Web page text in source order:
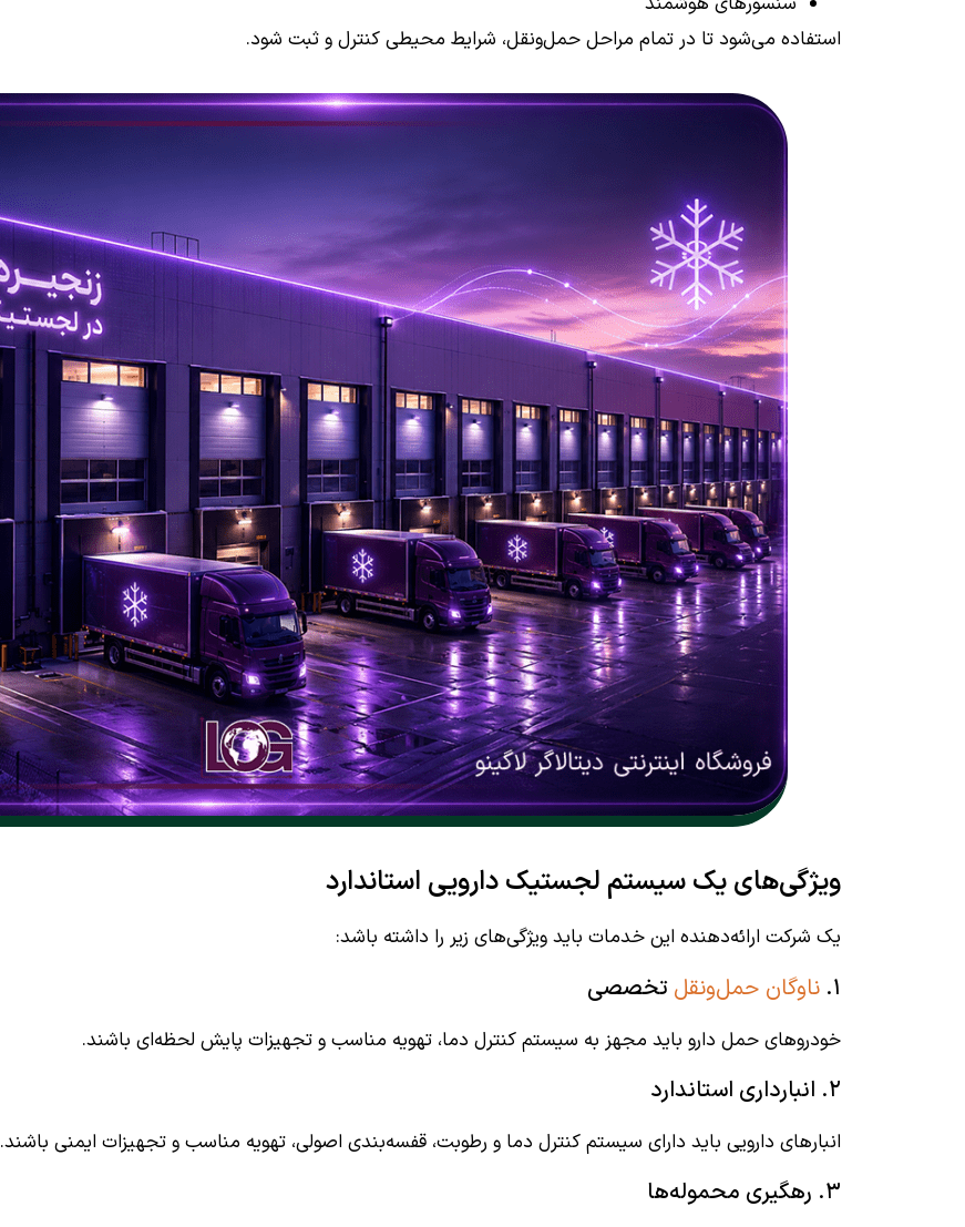
استفاده می‌شود تا در تمام مراحل حمل‌ونقل، شرایط محیطی کنترل و ثبت شود.
ویژگی‌های یک سیستم لجستیک دارویی استاندارد
یک شرکت ارائه‌دهنده این خدمات باید ویژگی‌های زیر را داشته باشد:
۱. ناوگان حمل‌ونقل تخصصی
خودروهای حمل دارو باید مجهز به سیستم کنترل دما، تهویه مناسب و تجهیزات پایش لحظه‌ای باشند.
۲. انبارداری استاندارد
انبارهای دارویی باید دارای سیستم کنترل دما و رطوبت، قفسه‌بندی اصولی، تهویه مناسب و تجهیزات ایمنی باشند.
۳. رهگیری محموله‌ها